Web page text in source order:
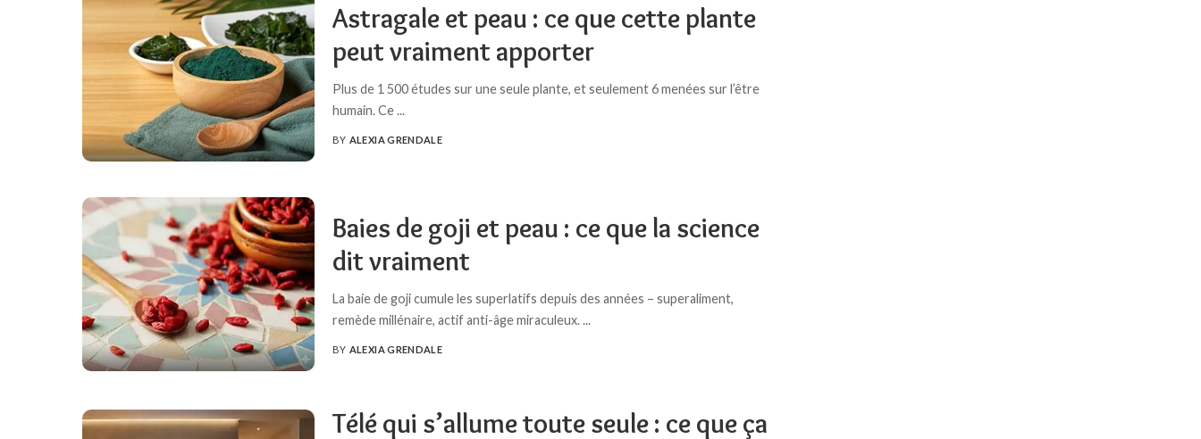
Astragale et peau : ce que cette plante
peut vraiment apporter
Plus de 1 500 études sur une seule plante, et seulement 6 menées sur l’être
humain. Ce...
POSTED
BY ALEXIA GRENDALE
Baies de goji et peau : ce que la science
dit vraiment
La baie de goji cumule les superlatifs depuis des années – superaliment,
remède millénaire, actif anti-âge miraculeux....
POSTED
BY ALEXIA GRENDALE
Télé qui s’allume toute seule : ce que ça